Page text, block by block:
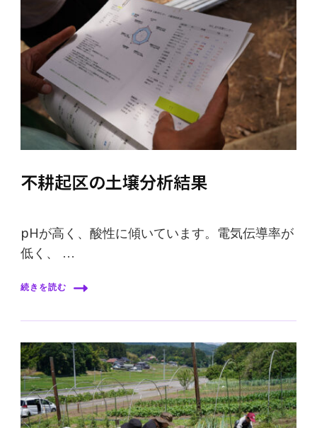
不耕起区の土壌分析結果
pHが高く、酸性に傾いています。電気伝導率が
低く、 …
続きを読む